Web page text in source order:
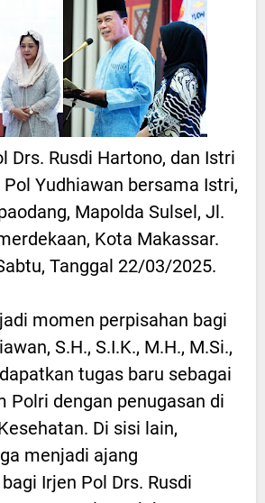
Drs. Rusdi Hartono, dan Istri
Yudhiawan bersama Istri,
Mapolda Sulsel, Jl.
Kota Makassar.
Tanggal 22/03/2025.
momen perpisahan bagi
S.H., S.I.K., M.H., M.Si.,
tugas baru sebagai
Polri dengan penugasan di
Di sisi lain,
menjadi ajang
Irjen Pol Drs. Rusdi